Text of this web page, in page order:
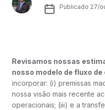
Publicado 27/
Revisamos nossas
nosso modelo de fluxo de
incorporar: (i) premissas
nossa visão mais recente
operacionais; (iii) e a